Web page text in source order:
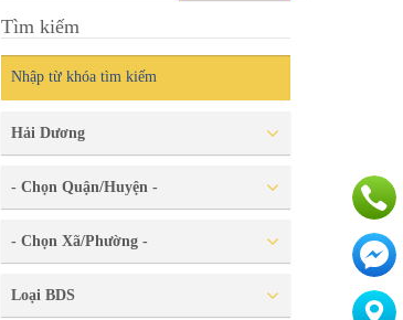
Tìm kiếm
Hải Dương
- Chọn Quận/Huyện -
- Chọn Xã/Phường -
Loại BDS